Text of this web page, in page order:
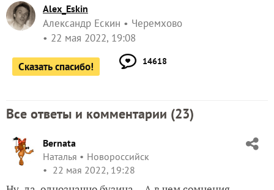
Alex_Eskin
Александр Ескин
Черемхово
22 мая 2022, 19:08
Сказать спасибо! 14618
Все ответы и комментарии (23)
Bernata
Наталья
Новороссийск
22 мая 2022, 19:28